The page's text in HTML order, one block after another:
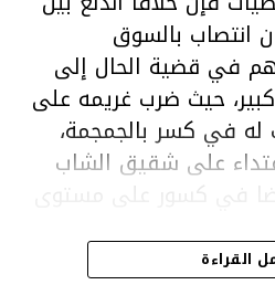
انتصاب بالسوق
في قضية الحال إلى
حيث ضرب غريمه على
في كسر بالجمجمة،
على شقيق الشاب
في كسور على مستوى
الأمن الوطني بحي
من محاصرة المشتبه به
القراءة